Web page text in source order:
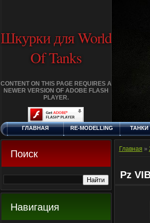
Шкурки для World
Of Tanks
CONTENT ON THIS PAGE REQUIRES A
NEWER VERSION OF ADOBE FLASH
PLAYER.
СУББОТА, 8.8.2026
ГЛАВНАЯ RE-MODELLING ТАНКИ
ДОБАВИТЬ
КЛАНЫ
Поиск
Навигация
Главная »
Pz